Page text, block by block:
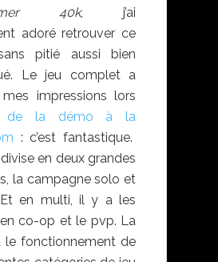
40k, j’ai
adoré retrouver ce
pitié aussi bien
Le jeu complet a
impressions lors
de la démo à la
: c’est fantastique.
en deux grandes
la campagne solo et
en multi, il y a les
co-op et le pvp. La
le fonctionnement de